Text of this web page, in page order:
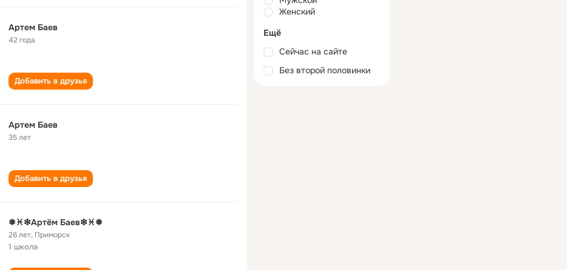
Артем Баев
42 года
Добавить в друзья
Артем Баев
35 лет
Добавить в друзья
❅♓❇Артём Баев❇♓❅
26 лет, Приморск
1 школа
Женский
Ещё
Сейчас на сайте
Без второй половинки